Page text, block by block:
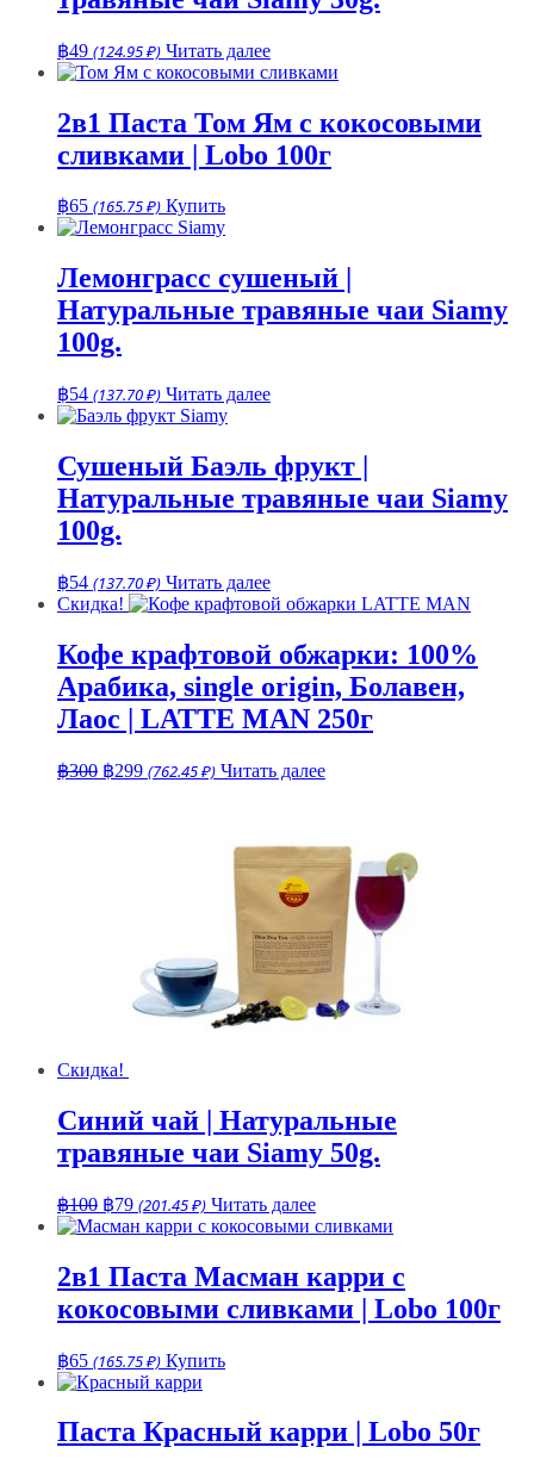
฿49 (124.95 ₽) Читать далее
2в1 Паста Том Ям с кокосовыми
сливками | Lobo 100г
฿65 (165.75 ₽) Купить
Лемонграсс сушеный |
Натуральные травяные чаи Siamy
100g.
฿54 (137.70 ₽) Читать далее
Сушеный Баэль фрукт |
Натуральные травяные чаи Siamy
100g.
฿54 (137.70 ₽) Читать далее
Скидка!
Кофе крафтовой обжарки: 100%
Арабика, single origin, Болавен,
Лаос | LATTE MAN 250г
฿300 Первоначальная
฿299Текущая
(762.45 ₽) Читать далее
Скидка!
Синий чай | Натуральные
травяные чаи Siamy 50g.
฿100 Первоначальная
цена
฿100.
฿79Текущая
цена:
(201.45 ₽) Читать далее
2в1 Паста Масман карри с
кокосовыми сливками | Lobo 100г
฿65 (165.75 ₽) Купить
Паста Красный карри | Lobo 50г